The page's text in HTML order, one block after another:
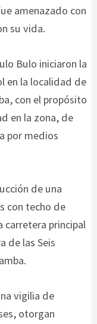
amenazado con
su vida.
Bulo iniciaron la
en la localidad de
con el propósito
en la zona, de
por medios
de una
con techo de
carretera principal
de las Seis
vigilia de
otorgan